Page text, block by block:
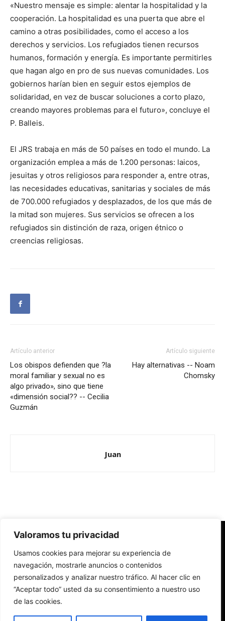
Valoramos tu privacidad
Usamos cookies para mejorar su experiencia de
navegación, mostrarle anuncios o contenidos
personalizados y analizar nuestro tráfico. Al hacer clic en
“Aceptar todo” usted da su consentimiento a nuestro uso
de las cookies.
«Nuestro mensaje es simple: alentar la hospitalidad y la
cooperación. La hospitalidad es una puerta que abre el
camino a otras posibilidades, como el acceso a los
derechos y servicios. Los refugiados tienen recursos
humanos, formación y energía. Es importante permitirles
que hagan algo en pro de sus nuevas comunidades. Los
gobiernos harían bien en seguir estos ejemplos de
solidaridad, en vez de buscar soluciones a corto plazo,
creando mayores problemas para el futuro», concluye el
P. Balleis.
El JRS trabaja en más de 50 países en todo el mundo. La
organización emplea a más de 1.200 personas: laicos,
jesuitas y otros religiosos para responder a, entre otras,
las necesidades educativas, sanitarias y sociales de más
de 700.000 refugiados y desplazados, de los que más de
la mitad son mujeres. Sus servicios se ofrecen a los
refugiados sin distinción de raza, origen étnico o
creencias religiosas.
Artículo anterior
Los obispos defienden que ?la
moral familiar y sexual no es
algo privado», sino que tiene
«dimensión social?? -- Cecilia
Guzmán
Artículo siguiente
Hay alternativas -- Noam
Chomsky
Juan
Redes Cristianas
Una mirada alternativa sobre la Iglesia católica y la sociedad
- Colectivos de Redes Cristianas